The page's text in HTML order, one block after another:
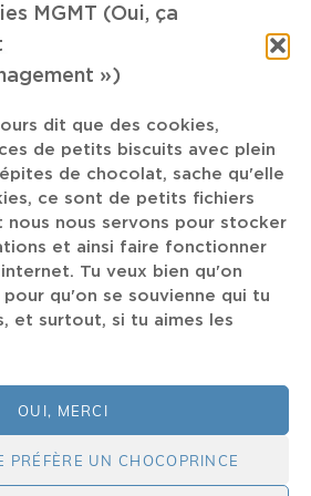
MGMT (Oui, ça
»)
dit que des cookies,
de petits biscuits avec plein
de chocolat, sache qu'elle
ce sont de petits fichiers
nous nous servons pour stocker
et ainsi faire fonctionner
Tu veux bien qu'on
qu'on se souvienne qui tu
et surtout, si tu aimes les
OUI, MERCI
PRÉFÈRE UN CHOCOPRINCE
glass museum
Kronos Quartet AngelsofLight
Dead Cross Arabic Jazz
Steve Wilson Pop-Goth-Metal
Lauryn Hill